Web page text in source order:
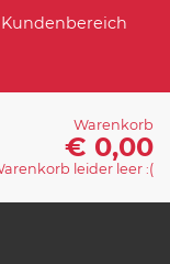
Kundenbereich
Warenkorb
€ 0,00
leider leer :(